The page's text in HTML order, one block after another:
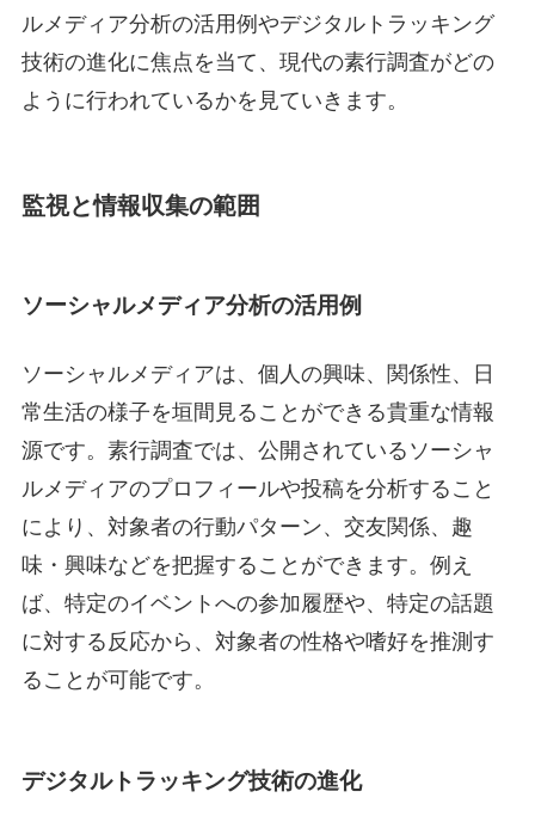
ルメディア分析の活用例やデジタルトラッキング
技術の進化に焦点を当て、現代の素行調査がどの
ように行われているかを見ていきます。
監視と情報収集の範囲
ソーシャルメディア分析の活用例
ソーシャルメディアは、個人の興味、関係性、日
常生活の様子を垣間見ることができる貴重な情報
源です。素行調査では、公開されているソーシャ
ルメディアのプロフィールや投稿を分析すること
により、対象者の行動パターン、交友関係、趣
味・興味などを把握することができます。例え
ば、特定のイベントへの参加履歴や、特定の話題
に対する反応から、対象者の性格や嗜好を推測す
ることが可能です。
デジタルトラッキング技術の進化